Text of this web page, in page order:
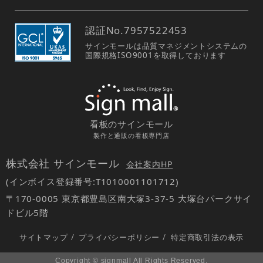
認証No.7957522453
サインモールは品質マネジメントシステムの
国際規格ISO9001を取得しております
看板のサインモール
製作と通販の看板専門店
株式会社 サインモール 会社案内HP
(インボイス登録番号:T1010001101712)
〒170-0005 東京都豊島区南大塚3-37-5 大塚台パークサイ
ドビル5階
サイトマップ / プライバシーポリシー / 特定商取引法の表示
Copyright © signmall All Rights Reserved.